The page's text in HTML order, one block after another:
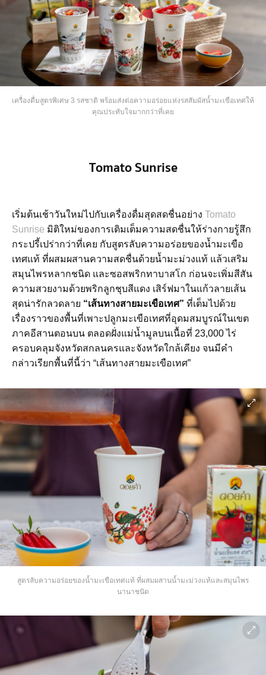
เครื่องดื่มสูตรพิเศษ 3 รสชาติ พร้อมส่งต่อความอร่อยแห่งรสสัมผัสน้ำมะเขือเทศให้
คุณประทับใจมากกว่าที่เคย
Tomato Sunrise
เริ่มต้นเช้าวันใหม่ไปกับเครื่องดื่มสุดสดชื่นอย่าง Tomato
Sunrise มิติใหม่ของการเติมเต็มความสดชื่นให้ร่างกายรู้สึก
กระปรี้เปร่ากว่าที่เคย กับสูตรลับความอร่อยของน้ำมะเขือ
เทศแท้ ที่ผสมผสานความสดชื่นด้วยน้ำมะม่วงแท้ แล้วเสริม
สมุนไพรหลากชนิด และซอสพริกทาบาสโก ก่อนจะเพิ่มสีสัน
ความสวยงามด้วยพริกลูกชุบสีแดง เสิร์ฟมาในแก้วลายเส้น
สุดน่ารักลวดลาย “เส้นทางสายมะเขือเทศ” ที่เต็มไปด้วย
เรื่องราวของพื้นที่เพาะปลูกมะเขือเทศที่อุดมสมบูรณ์ในเขต
ภาคอีสานตอนบน ตลอดฝั่งแม่น้ำมูลบนเนื้อที่ 23,000 ไร่
ครอบคลุมจังหวัดสกลนครและจังหวัดใกล้เคียง จนมีคำ
กล่าวเรียกพื้นที่นี้ว่า “เส้นทางสายมะเขือเทศ”
สูตรลับความอร่อยของน้ำมะเขือเทศแท้ ที่ผสมผสานน้ำมะม่วงแท้และสมุนไพร
นานาชนิด